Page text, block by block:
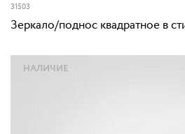
31503
Зеркало/поднос квадратное в
НАЛИЧИЕ